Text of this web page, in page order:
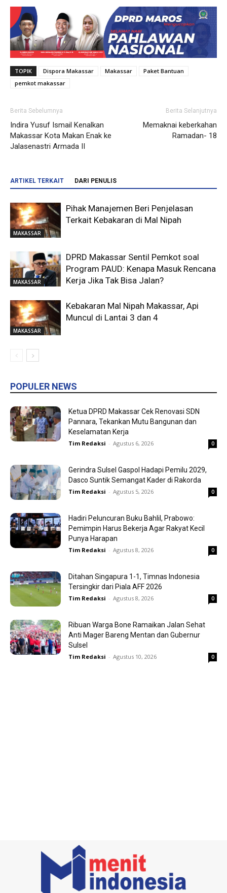
TOPIK Dispora Makassar Makassar
Paket Bantuan
pemkot makassar
Berita Sebelumnya
Indira Yusuf Ismail Kenalkan
Makassar Kota Makan Enak ke
Jalasenastri Armada II
Berita Selanjutnya
Memaknai keberkahan
Ramadan- 18
ARTIKEL TERKAIT DARI PENULIS
MAKASSAR
Pihak Manajemen Beri Penjelasan
Terkait Kebakaran di Mal Nipah
MAKASSAR
DPRD Makassar Sentil Pemkot soal
Program PAUD: Kenapa Masuk Rencana
Kerja Jika Tak Bisa Jalan?
MAKASSAR
Kebakaran Mal Nipah Makassar, Api
Muncul di Lantai 3 dan 4
POPULER NEWS
Ketua DPRD Makassar Cek Renovasi SDN
Pannara, Tekankan Mutu Bangunan dan
Keselamatan Kerja
Tim Redaksi - Agustus 6, 2026 0
Gerindra Sulsel Gaspol Hadapi Pemilu 2029,
Dasco Suntik Semangat Kader di Rakorda
Tim Redaksi - Agustus 5, 2026 0
Hadiri Peluncuran Buku Bahlil, Prabowo:
Pemimpin Harus Bekerja Agar Rakyat Kecil
Punya Harapan
Tim Redaksi - Agustus 8, 2026 0
Ditahan Singapura 1-1, Timnas Indonesia
Tersingkir dari Piala AFF 2026
Tim Redaksi - Agustus 8, 2026 0
Ribuan Warga Bone Ramaikan Jalan Sehat
Anti Mager Bareng Mentan dan Gubernur
Sulsel
Tim Redaksi - Agustus 10, 2026 0